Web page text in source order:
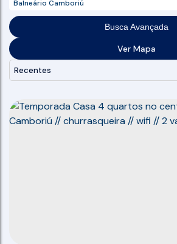
Busca Avançada
Ver Mapa